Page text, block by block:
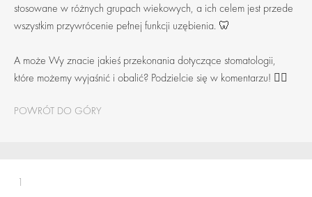
stosowane w różnych grupach wiekowych, a ich celem jest przede
wszystkim przywrócenie pełnej funkcji uzębienia. 🦷
A może Wy znacie jakieś przekonania dotyczące stomatologii,
które możemy wyjaśnić i obalić? Podzielcie się w komentarzu! ✍🏻
POWRÓT DO GÓRY
1